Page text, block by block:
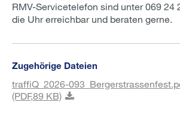
RMV-Servicetelefon sind unter 069 24
die Uhr erreichbar und beraten gerne.
Zugehörige Dateien
traffiQ_2026-
(PDF,89 KB)